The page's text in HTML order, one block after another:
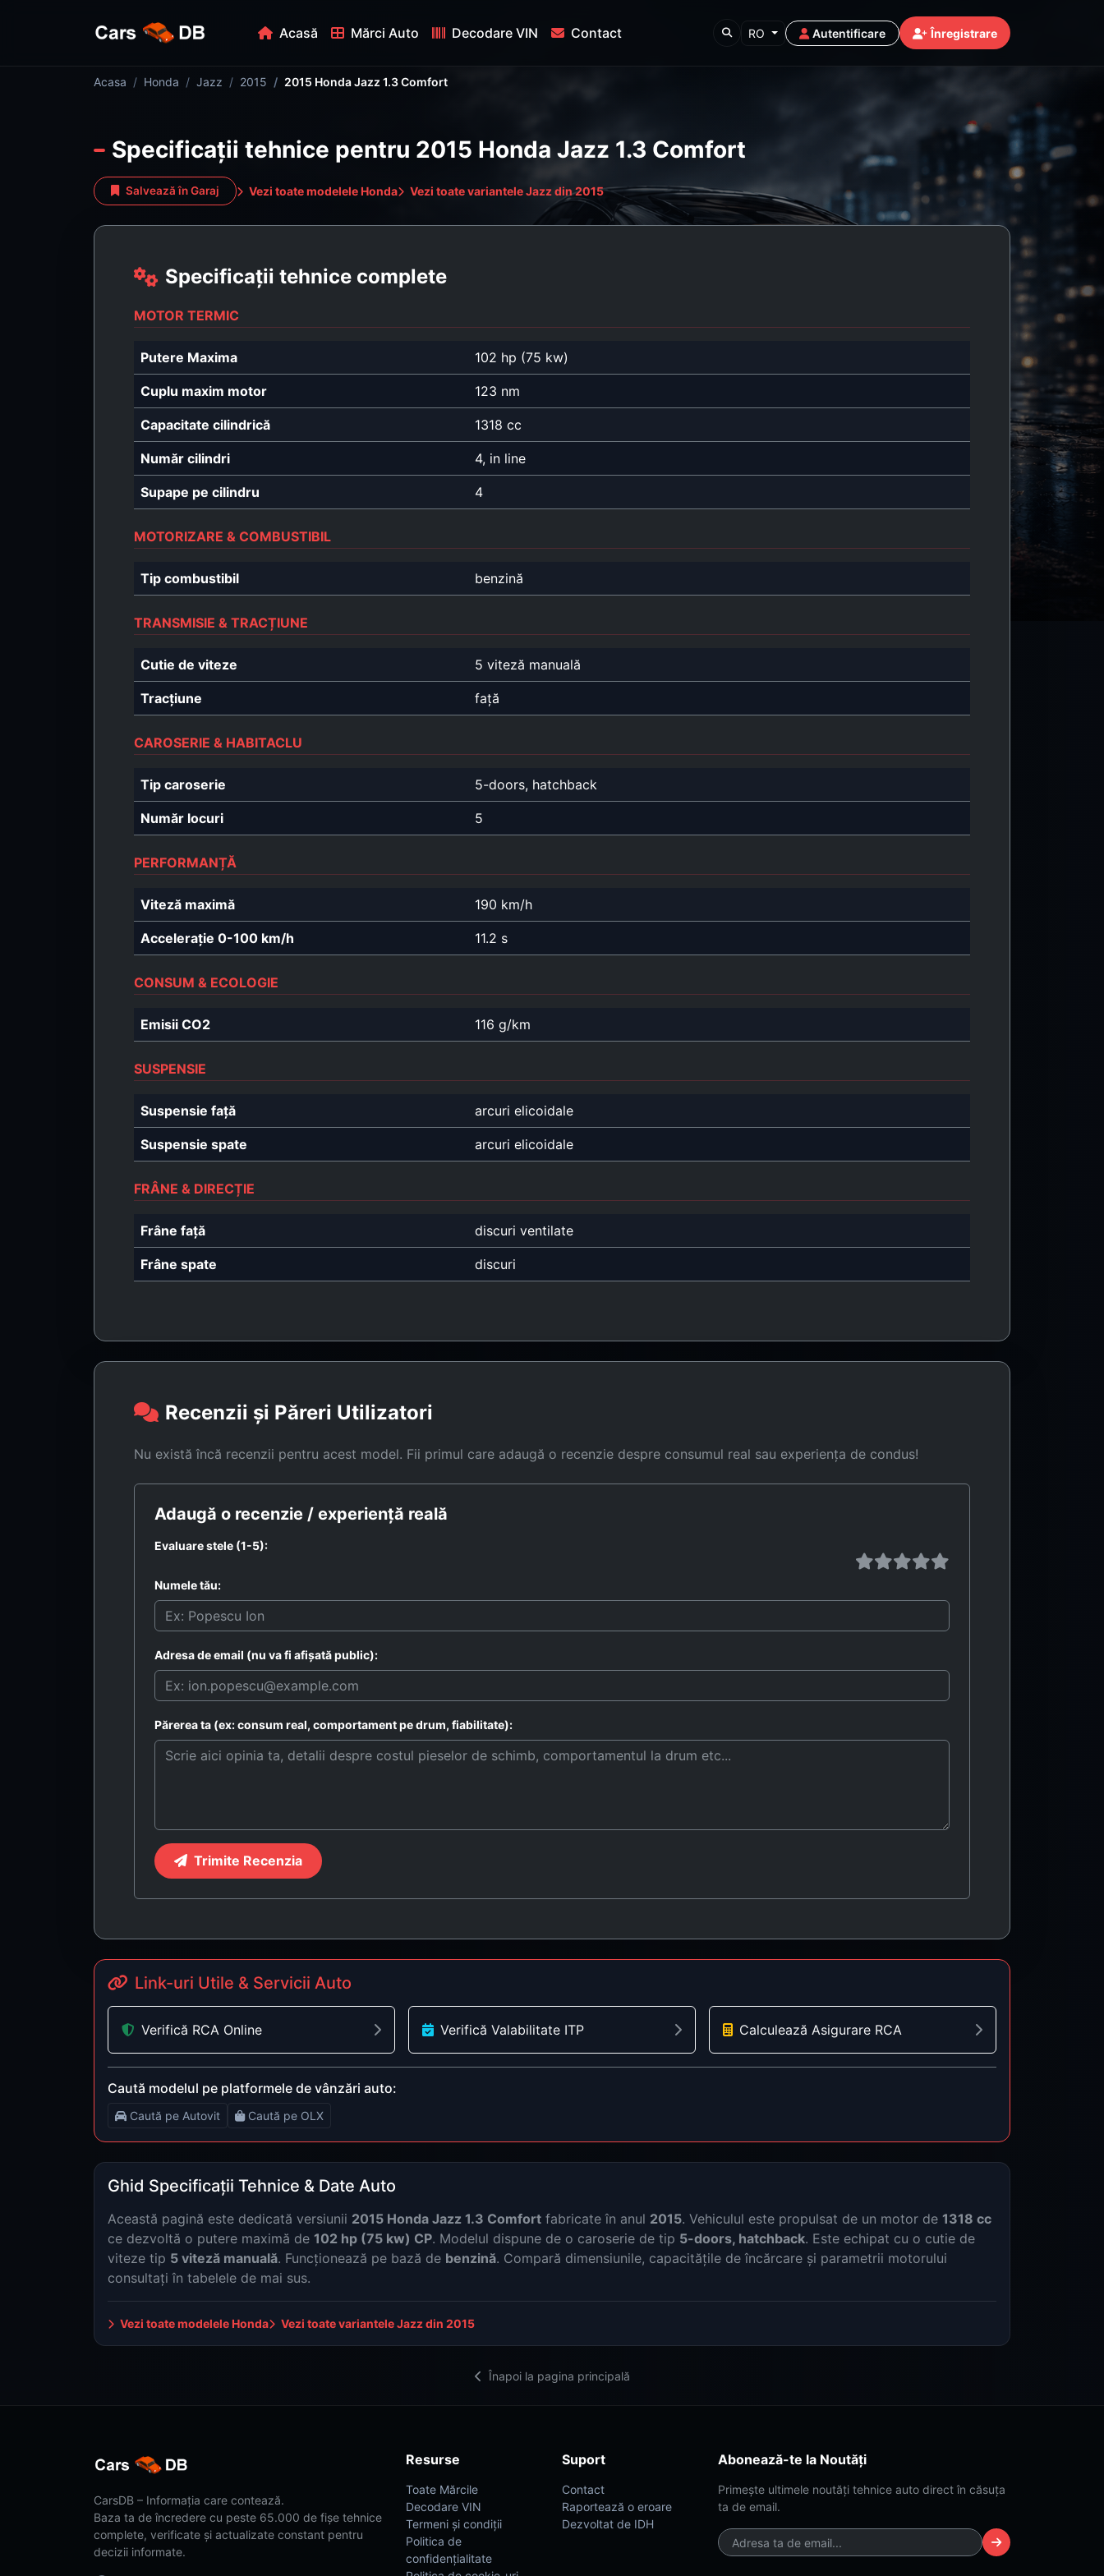
Acasă Mărci Auto Decodare VIN Contact RO Autentificare Înregistrare
Acasa Honda Jazz 2015 2015 Honda Jazz 1.3 Comfort
Specificații tehnice pentru 2015 Honda Jazz 1.3 Comfort
Salvează în Garaj Vezi toate modelele Honda Vezi toate variantele Jazz din 2015
Specificații tehnice complete
MOTOR TERMIC
Putere Maxima 102 hp (75 kw)
Cuplu maxim motor 123 nm
Capacitate cilindrică 1318 cc
Număr cilindri 4, in line
Supape pe cilindru 4
MOTORIZARE & COMBUSTIBIL
Tip combustibil benzină
TRANSMISIE & TRACȚIUNE
Cutie de viteze 5 viteză manuală
Tracțiune față
CAROSERIE & HABITACLU
Tip caroserie 5-doors, hatchback
Număr locuri 5
PERFORMANȚĂ
Viteză maximă 190 km/h
Accelerație 0-100 km/h 11.2 s
CONSUM & ECOLOGIE
Emisii CO2 116 g/km
SUSPENSIE
Suspensie față arcuri elicoidale
Suspensie spate arcuri elicoidale
FRÂNE & DIRECȚIE
Frâne față discuri ventilate
Frâne spate discuri
Recenzii și Păreri Utilizatori
Nu există încă recenzii pentru acest model. Fii primul care adaugă o recenzie despre consumul real sau experiența de condus!
Adaugă o recenzie / experiență reală
Evaluare stele (1-5):
Numele tău:
Adresa de email (nu va fi afișată public):
Părerea ta (ex: consum real, comportament pe drum, fiabilitate):
Trimite Recenzia
Link-uri Utile & Servicii Auto
Verifică RCA Online Verifică Valabilitate ITP Calculează Asigurare RCA
Caută modelul pe platformele de vânzări auto:
Caută pe Autovit Caută pe OLX
Ghid Specificații Tehnice & Date Auto
Această pagină este dedicată versiunii 2015 Honda Jazz 1.3 Comfort fabricate în anul 2015. Vehiculul este propulsat de un motor de 1318 cc
ce dezvoltă o putere maximă de 102 hp (75 kw) CP. Modelul dispune de o caroserie de tip 5-doors, hatchback. Este echipat cu o cutie de
viteze tip 5 viteză manuală. Funcționează pe bază de benzină. Compară dimensiunile, capacitățile de încărcare și parametrii motorului
consultați în tabelele de mai sus.
Vezi toate modelele Honda Vezi toate variantele Jazz din 2015
Înapoi la pagina principală
CarsDB – Informația care contează.
Baza ta de încredere cu peste 65.000 de fișe tehnice
complete, verificate și actualizate constant pentru
decizii informate.
Resurse
Toate Mărcile
Decodare VIN
Termeni și condiții
Politica de
confidențialitate
Suport
Contact
Raportează o eroare
Dezvoltat de IDH
Abonează-te la Noutăți
Primește ultimele noutăți tehnice auto direct în căsuța
ta de email.